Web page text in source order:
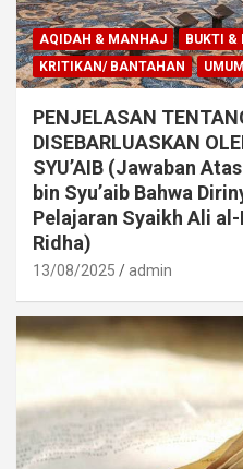
AQIDAH & MANHAJ BUKTI &
KRITIKAN/ BANTAHAN
UMUM
PENJELASAN
DISEBARLUASKAN
SYU’AIB (Jawaban
bin Syu’aib Bahwa
Pelajaran Syaikh Ali
Ridha)
13/08/2025 admin